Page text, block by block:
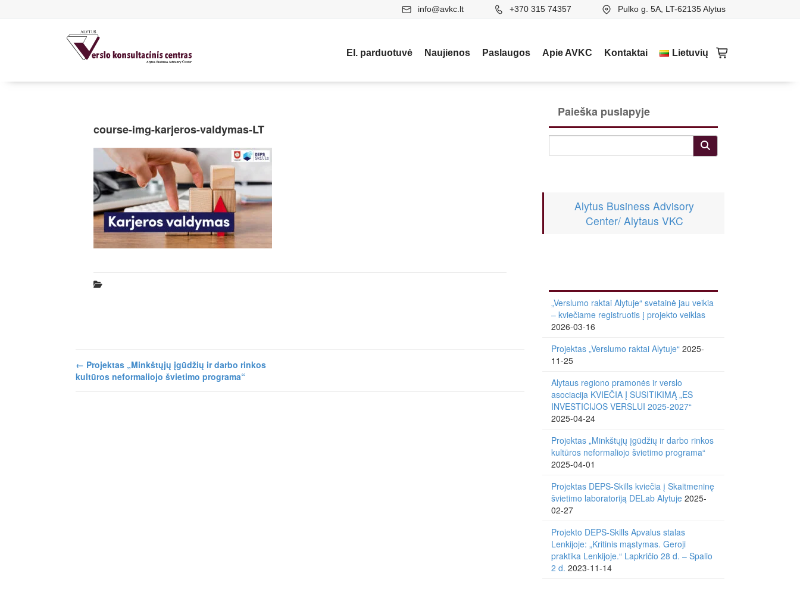
info@avkc.lt +370 315 74357 Pulko g. 5A, LT-62135 Alytus
El. parduotuvė Naujienos Paslaugos Apie AVKC Kontaktai Lietuvių
course-img-karjeros-valdymas-LT
← Projektas „Minkštųjų įgūdžių ir darbo rinkos
kultūros neformaliojo švietimo programa“
Paieška puslapyje
Alytus Business Advisory
Center/ Alytaus VKC
„Verslumo raktai Alytuje“ svetainė jau veikia
– kviečiame registruotis į projekto veiklas
2026-03-16
Projektas „Verslumo raktai Alytuje“ 2025-
11-25
Alytaus regiono pramonės ir verslo
asociacija KVIEČIA Į SUSITIKIMĄ „ES
INVESTICIJOS VERSLUI 2025-2027“
2025-04-24
Projektas „Minkštųjų įgūdžių ir darbo rinkos
kultūros neformaliojo švietimo programa“
2025-04-01
Projektas DEPS-Skills kviečia į Skaitmeninę
švietimo laboratoriją DELab Alytuje 2025-
02-27
Projekto DEPS-Skills Apvalus stalas
Lenkijoje: „Kritinis mąstymas. Geroji
praktika Lenkijoje.“ Lapkričio 28 d. – Spalio
2 d. 2023-11-14